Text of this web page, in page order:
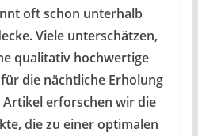
oft schon unterhalb
Viele unterschätzen,
qualitativ hochwertige
die nächtliche Erholung
Artikel erforschen wir die
die zu einer optimalen